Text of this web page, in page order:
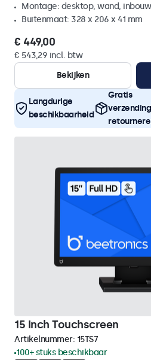
Montage: desktop, wand, inbouw
Buitenmaat: 328 x 206 x 41 mm
€ 449,00
€ 543,29 incl. btw
Bekijken
Langdurige
beschikbaarheid
Gratis
15 Inch Touchscreen
Artikelnummer: 15TS7
100+ stuks beschikbaar